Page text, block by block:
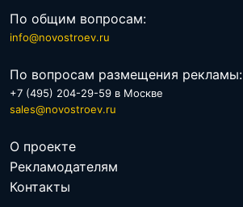
По общим вопросам:
info@novostroev.ru
По вопросам размещения рекламы:
+7 (495) 204-29-59 в Москве
sales@novostroev.ru
О проекте
Рекламодателям
Контакты